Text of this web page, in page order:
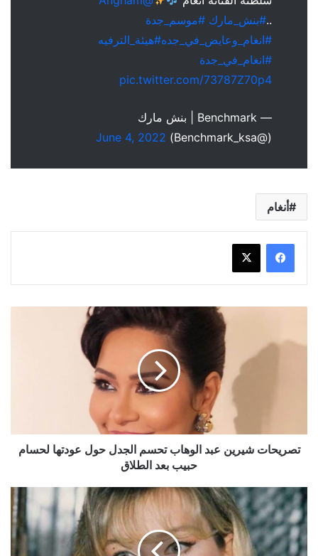
..#بنش_مارك #موسم_جدة
#انغام_وعايض_في_جده#هيئة_الترفيه
#انغام_في_جدة
pic.twitter.com/73787Z70p4
— Benchmark | بنش مارك
(@Benchmark_ksa)
June 4, 2022
أنغام
عبد
لحسام
حبيب
تصريحات شيرين عبد الوهاب تحسم الجدل حول عودتها لحسام
حبيب بعد الطلاق
شيرين
سيف
النصر
تستعد
للعودة